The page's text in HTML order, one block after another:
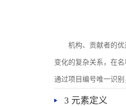
机构、贡献者的
变化的复杂关系，在
通过项目编号唯一识
3 元素定义